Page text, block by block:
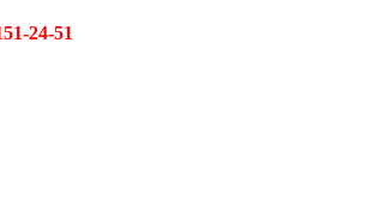
24-51